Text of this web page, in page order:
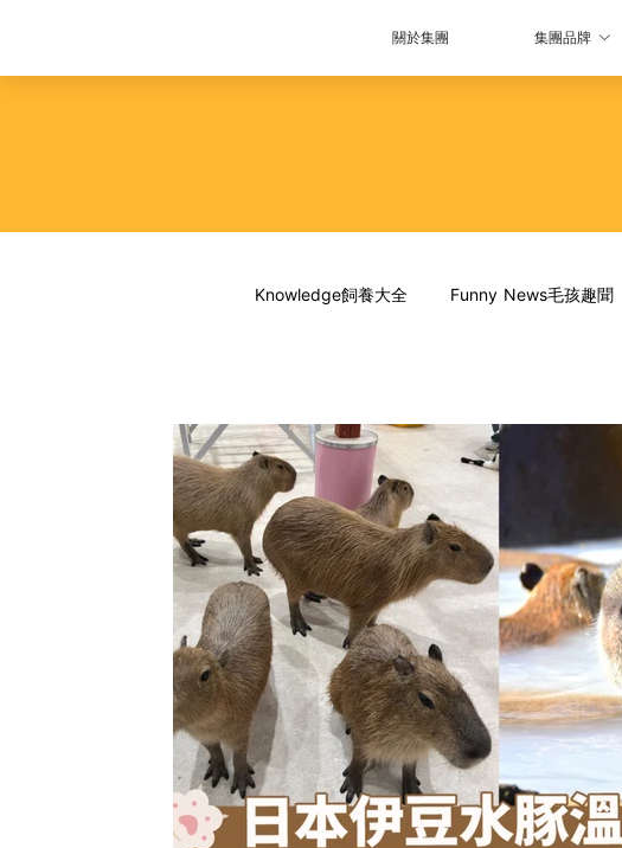
關於集團 集團品牌
Knowledge飼養大全 Funny News毛孩趣聞